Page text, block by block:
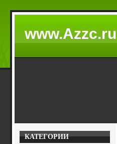
www.Azzc.ru
КАТЕГОРИИ